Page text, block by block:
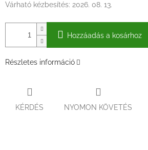
Várható kézbesítés: 2026. 08. 13.
Hozzáadás a kosárhoz
Részletes információ
KÉRDÉS NYOMON KÖVETÉS